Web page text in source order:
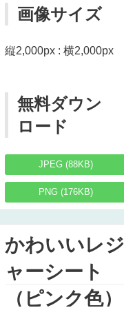
画像サイズ
縦2,000px : 横2,000px
無料ダウン
ロード
JPEG (88KB)
PNG (176KB)
かわいいレジ
ャーシート
（ピンク色）